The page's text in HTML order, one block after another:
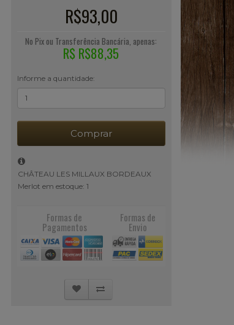
R$93,00
No Pix ou Transferência Bancária, apenas:
R$ R$88,35
Informe a quantidade:
Comprar
CHÂTEAU LES MILLAUX BORDEAUX
Merlot em estoque: 1
Formas de
Pagamentos
Formas de
Envio